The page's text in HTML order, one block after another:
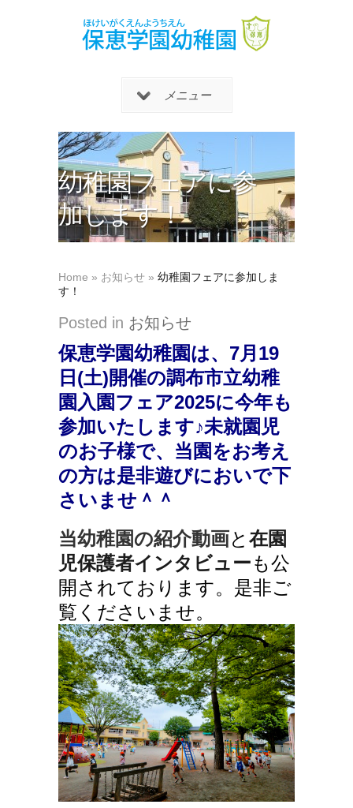
メニュー
幼稚園フェアに参
加します！
Home » お知らせ » 幼稚園フェアに参加しま
す！
Posted in お知らせ
保恵学園幼稚園は、7月19
日(土)開催の調布市立幼稚
園入園フェア2025に今年も
参加いたします♪未就園児
のお子様で、当園をお考え
の方は是非遊びにおいで下
さいませ＾＾
当幼稚園の紹介動画と 在園
児保護者インタビューも公
開されております。是非ご
覧くださいませ。